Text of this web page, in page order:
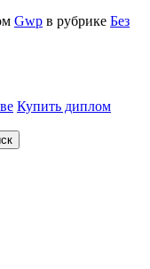
Gwp в рубрике Без
Купить диплом